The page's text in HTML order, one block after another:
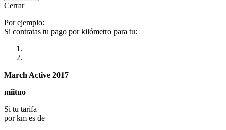
Cerrar
Por ejemplo:
Si contratas tu pago por kilómetro para tu:
March Active 2017
miituo
Si tu tarifa
por km es de